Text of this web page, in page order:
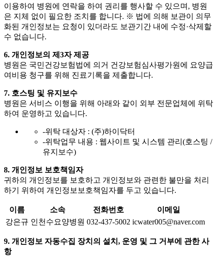
이용하여 병원에 연락을 하여 권리를 행사할 수 있으며, 병원
은 지체 없이 필요한 조치를 합니다. ※ 법에 의해 보관이 의무
화된 개인정보는 요청이 있더라도 보관기간 내에 수정·삭제할
수 없습니다.
6. 개인정보의 제3자 제공
병원은 국민건강보험법에 의거 건강보험심사평가원에 요양급
여비용 청구를 위해 진료기록을 제출합니다.
7. 호스팅 및 유지보수
병원은 서비스 이행을 위해 아래와 같이 외부 전문업체에 위탁
하여 운영하고 있습니다.
-위탁 대상자 : (주)하이닥터
-위탁업무 내용 : 웹사이트 및 시스템 관리(호스팅 /
유지보수)
8. 개인정보 보호책임자
귀하의 개인정보를 보호하고 개인정보와 관련한 불만을 처리
하기 위하여 개인정보보호책임자를 두고 있습니다.
이름 소속 전화번호
이메일
강은규 인천수요양병원 032-437-5002 icwater005@naver.com
9. 개인정보 자동수집 장치의 설치, 운영 및 그 거부에 관한 사
항